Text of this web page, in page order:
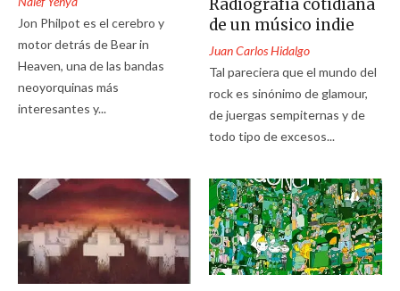
Jon Philpot es el cerebro y
motor detrás de Bear in
Heaven, una de las bandas
neoyorquinas más
interesantes y...
Radiografía cotidiana
de un músico indie
Juan Carlos Hidalgo
Tal pareciera que el mundo del
rock es sinónimo de glamour,
de juergas sempiternas y de
todo tipo de excesos...